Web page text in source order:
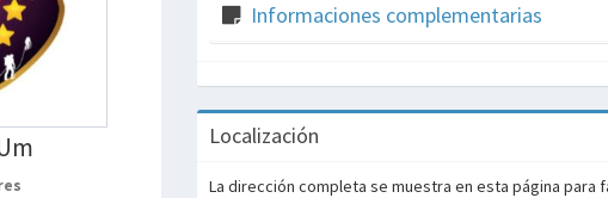
Informaciones complementarias
Localización
La dirección completa se muestra en esta página